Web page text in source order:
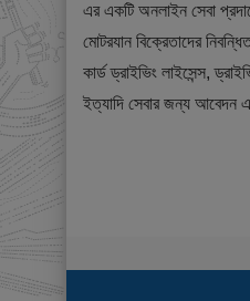
এর একটি অনলাইন সেবা
মোটরযান বিক্রেতাদের
কার্ড ড্রাইভিং লাইসেন্স,
ইত্যাদি সেবার জন্য আবেদন